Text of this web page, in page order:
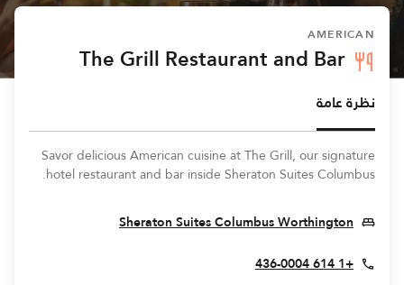
AMERICAN
The Grill Restaurant and Bar
نظرة عامة
Savor delicious American cuisine at The Grill, our signature
hotel restaurant and bar inside Sheraton Suites Columbus.
Sheraton Suites Columbus Worthington
In New Window
+1 614 436-0004